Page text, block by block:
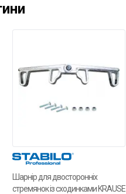
Шарнір для двосторонніх
стремянок із сходинками KRAUSE